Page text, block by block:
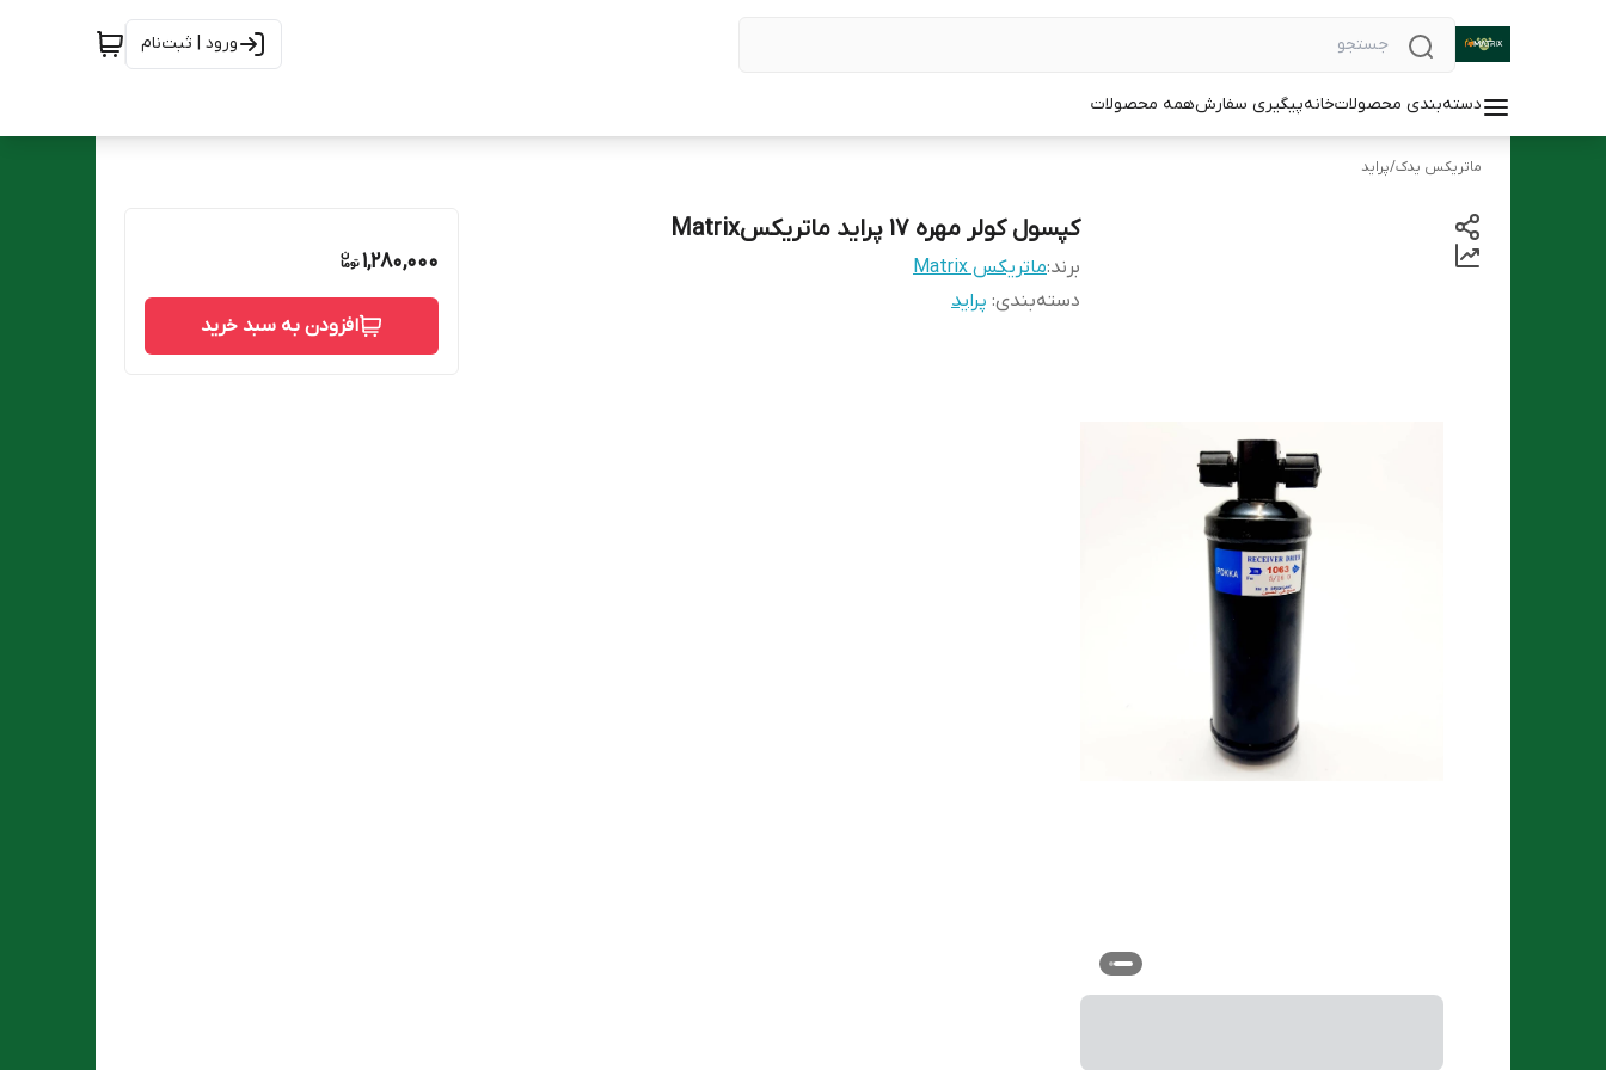
ورود | ثبت‌نام
دسته‌بندی محصولاتخانهپیگیری سفارشهمه محصولات
ماتریکس یدک/پراید
کپسول کولر مهره ۱۷ پراید ماتریکسMatrix
برند:ماتریکس Matrix
دسته‌بندی: پراید
1,280,000
افزودن به سبد خرید